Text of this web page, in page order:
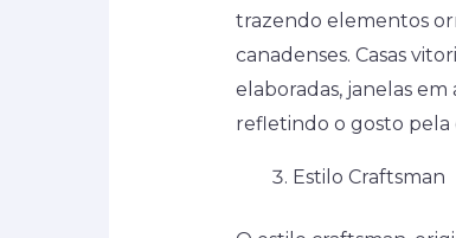
trazendo elementos
canadenses. Casas
elaboradas, janelas
refletindo o gosto
Estilo Craftsman